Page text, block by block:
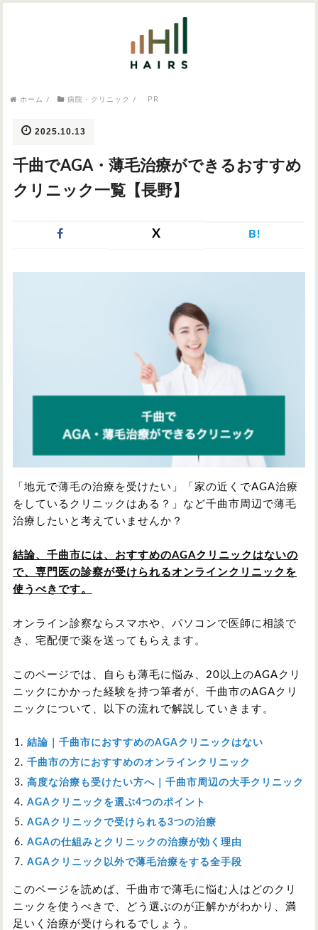
病院・クリニック
AGA
円形脱毛症
お問い合わせ
ホーム / 病院・クリニック / PR
2025.10.13
千曲でAGA・薄毛治療ができるおすすめ
クリニック一覧【長野】
X B!
「地元で薄毛の治療を受けたい」「家の近くでAGA治療
をしているクリニックはある？」など千曲市周辺で薄毛
治療したいと考えていませんか？
結論、千曲市には、おすすめのAGAクリニックはないの
で、専門医の診察が受けられるオンラインクリニックを
使うべきです。
オンライン診察ならスマホや、パソコンで医師に相談で
き、宅配便で薬を送ってもらえます。
このページでは、自らも薄毛に悩み、20以上のAGAクリ
ニックにかかった経験を持つ筆者が、千曲市のAGAクリ
ニックについて、以下の流れで解説していきます。
結論｜千曲市におすすめのAGAクリニックはない
千曲市の方におすすめのオンラインクリニック
高度な治療も受けたい方へ｜千曲市周辺の大手クリニック
AGAクリニックを選ぶ4つのポイント
AGAクリニックで受けられる3つの治療
AGAの仕組みとクリニックの治療が効く理由
AGAクリニック以外で薄毛治療をする全手段
このページを読めば、千曲市で薄毛に悩む人はどのクリ
ニックを使うべきで、どう選ぶのが正解かがわかり、満
足いく治療が受けられるでしょう。
気になるワードから記事を探す
症状・悩みから記事を探す
女性の薄毛
対策・アイテムから記事を探す
育毛剤